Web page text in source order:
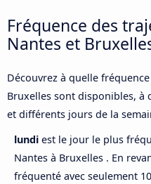
Fréquence des
Nantes et
Découvrez à quelle
Bruxelles sont disponibles,
et différents jours de la
lundi est le jour le plus
Nantes à Bruxelles . En
fréquenté avec seulement